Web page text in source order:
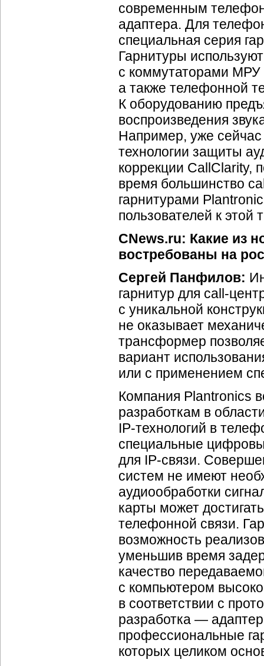
современным
адаптера. Для
специальная серия
Гарнитуры
с коммутаторами МРУ
а также телефонной
К оборудованию
воспроизведения
Например, уже сейчас
технологии защиты
коррекции CallClarity,
время большинство
гарнитурами
пользователей к этой
CNews.ru: Какие из
востребованы на
Сергей Панфилов:
гарнитур для call-
с уникальной
не оказывает
трансформер
вариант
или с применением
Компания Plantronics
разработкам в
IP-технологий в
специальные
для IP-связи.
систем не имеют
аудиообработки
карты может
телефонной связи.
возможность
уменьшив время
качество
с компьютером
в соответствии с
разработка —
профессиональные
которых целиком